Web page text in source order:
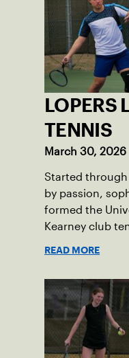
LOPERS
TENNIS
March 30, 2026
Started through
by passion,
formed the
Kearney club
READ MORE